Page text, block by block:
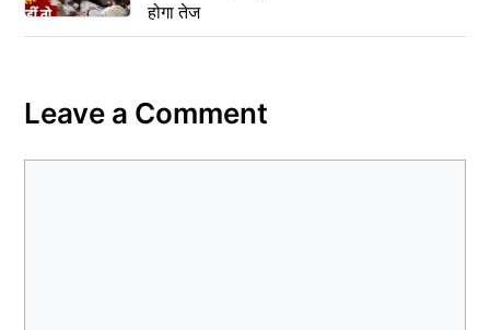
होगा तेज
Leave a Comment